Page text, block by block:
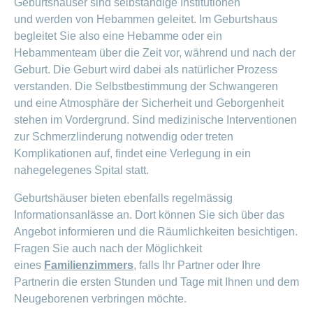
Geburtshäuser sind selbständige Institutionen
und werden von Hebammen geleitet. Im Geburtshaus
begleitet Sie also eine Hebamme oder ein
Hebammenteam über die Zeit vor, während und nach der
Geburt. Die Geburt wird dabei als natürlicher Prozess
verstanden. Die Selbstbestimmung der Schwangeren
und eine Atmosphäre der Sicherheit und Geborgenheit
stehen im Vordergrund. Sind medizinische Interventionen
zur Schmerzlinderung notwendig oder treten
Komplikationen auf, findet eine Verlegung in ein
nahegelegenes Spital statt.
Geburtshäuser bieten ebenfalls regelmässig
Informationsanlässe an. Dort können Sie sich über das
Angebot informieren und die Räumlichkeiten besichtigen.
Fragen Sie auch nach der Möglichkeit
eines Familienzimmers, falls Ihr Partner oder Ihre
Partnerin die ersten Stunden und Tage mit Ihnen und dem
Neugeborenen verbringen möchte.